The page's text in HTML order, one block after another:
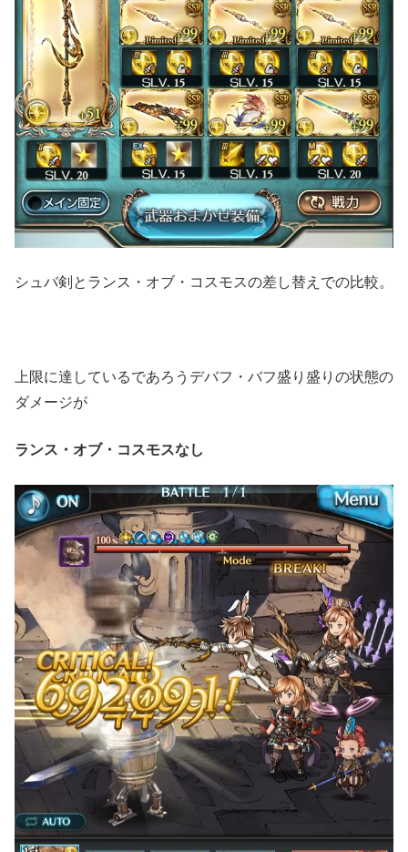
シュバ剣とランス・オブ・コスモスの差し替えでの比較。
上限に達しているであろうデバフ・バフ盛り盛りの状態の
ダメージが
ランス・オブ・コスモスなし